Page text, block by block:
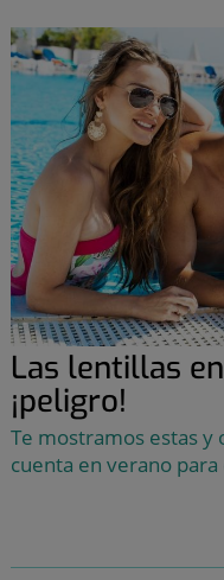
Las lentillas
¡peligro!
Te mostramos estas y
cuenta en verano